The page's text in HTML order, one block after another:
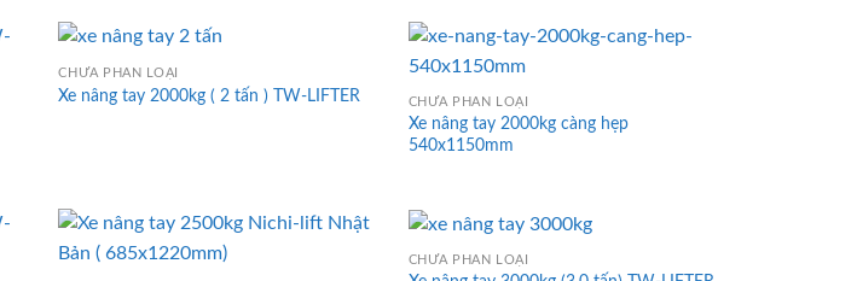
CHƯA PHÂN LOẠI
Xe nâng tay 2000kg ( 2 tấn ) TW-LIFTER CHƯA PHÂN LOẠI
Xe nâng tay 2000kg càng hẹp
540x1150mm
CHƯA PHÂN LOẠI